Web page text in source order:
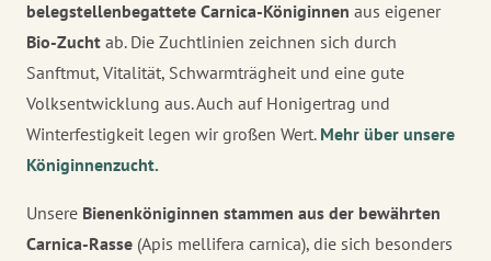
belegstellenbegattete Carnica-Königinnen aus eigener
Bio-Zucht ab. Die Zuchtlinien zeichnen sich durch
Sanftmut, Vitalität, Schwarmträgheit und eine gute
Volksentwicklung aus. Auch auf Honigertrag und
Winterfestigkeit legen wir großen Wert. Mehr über unsere
Königinnenzucht.
Unsere Bienenköniginnen stammen aus der bewährten
Carnica-Rasse (Apis mellifera carnica), die sich besonders